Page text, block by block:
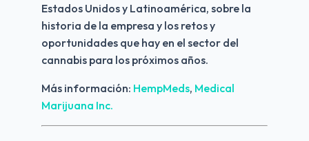
Estados Unidos y Latinoamérica, sobre la
historia de la empresa y los retos y
oportunidades que hay en el sector del
cannabis para los próximos años.
Más información: HempMeds, Medical
Marijuana Inc.